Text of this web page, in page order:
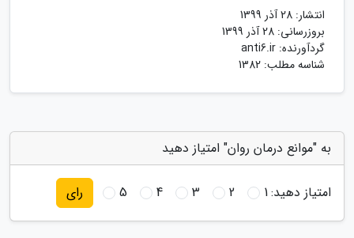
انتشار: 28 آذر 1399
بروزرسانی: 28 آذر 1399
گردآورنده: anti6.ir
شناسه مطلب: 1382
به "موانع درمان روان" امتیاز دهید
امتیاز دهید:1
2
3
4
5 رای